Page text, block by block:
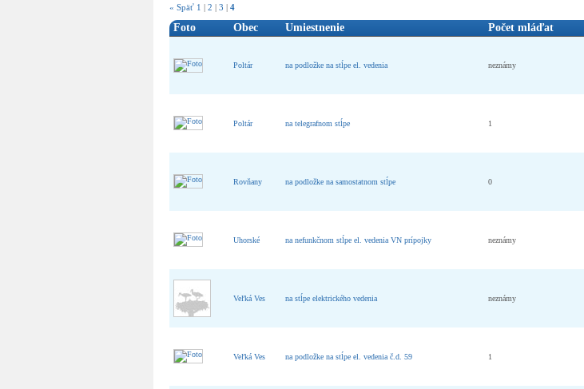
« Späť 1 2 3 4
Foto Obec Umiestnenie Počet mláďat
Poltár na podložke na stĺpe el. vedenia neznámy
Poltár na telegrafnom stĺpe 1
Rovňany na podložke na samostatnom stĺpe 0
Uhorské na nefunkčnom stĺpe el. vedenia VN prípojky neznámy
Veľká Ves na stĺpe elektrického vedenia neznámy
Veľká Ves na podložke na stĺpe el. vedenia č.d. 59 1